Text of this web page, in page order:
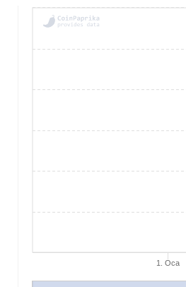
1. Oca